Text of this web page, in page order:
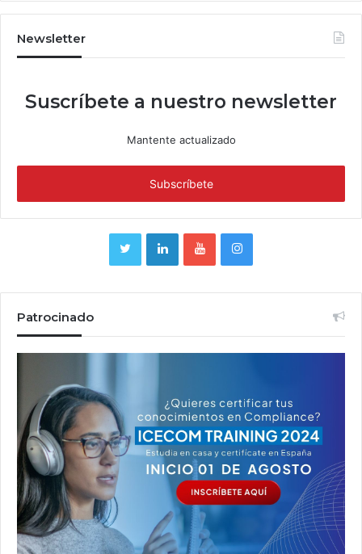
Newsletter
Suscríbete a nuestro newsletter
Mantente actualizado
Patrocinado